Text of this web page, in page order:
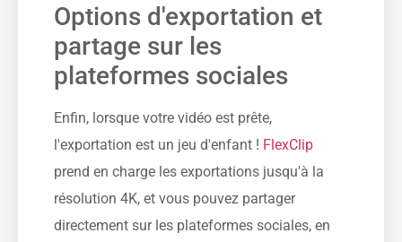
Options d'exportation et
partage sur les
plateformes sociales
Enfin, lorsque votre vidéo est prête,
l'exportation est un jeu d'enfant ! FlexClip
prend en charge les exportations jusqu'à la
résolution 4K, et vous pouvez partager
directement sur les plateformes sociales, en